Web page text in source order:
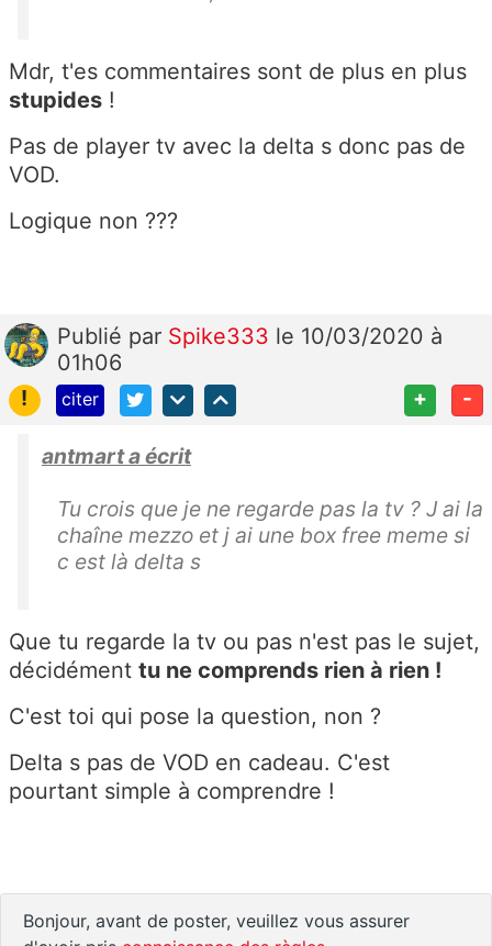
Mdr, t'es commentaires sont de plus en plus
stupides !
Pas de player tv avec la delta s donc pas de
VOD.
Logique non ???
Publié par Spike333 le 10/03/2020 à
01h06
!
citer + -
antmart a écrit
Tu crois que je ne regarde pas la tv ? J ai la
chaîne mezzo et j ai une box free meme si
c est là delta s
Que tu regarde la tv ou pas n'est pas le sujet,
décidément tu ne comprends rien à rien !
C'est toi qui pose la question, non ?
Delta s pas de VOD en cadeau. C'est
pourtant simple à comprendre !
Bonjour, avant de poster, veuillez vous assurer